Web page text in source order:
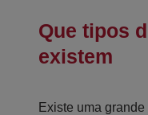
Que tipos
existem
Existe uma